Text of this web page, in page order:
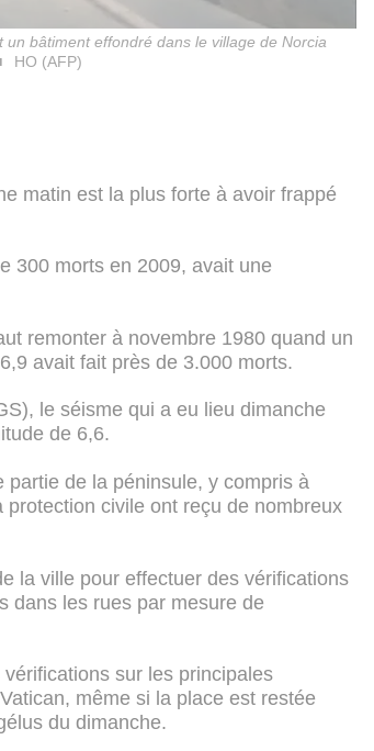
bâtiment effondré dans le village de Norcia
HO (AFP)
matin est la plus forte à avoir frappé
300 morts en 2009, avait une
remonter à novembre 1980 quand un
avait fait près de 3.000 morts.
le séisme qui a eu lieu dimanche
de 6,6.
de la péninsule, y compris à
civile ont reçu de nombreux
la ville pour effectuer des vérifications
dans les rues par mesure de
sur les principales
même si la place est restée
du dimanche.